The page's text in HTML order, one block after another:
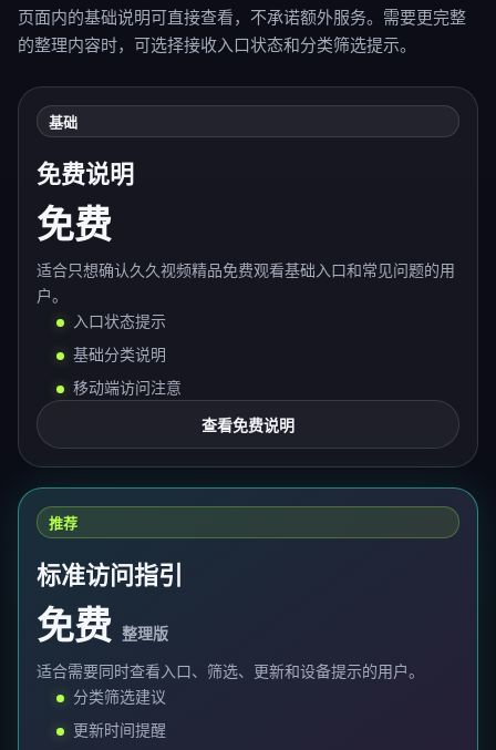
页面内的基础说明可直接查看，不承诺额外服务。需要更完整
的整理内容时，可选择接收入口状态和分类筛选提示。
基础
免费说明
免费
适合只想确认久久视频精品免费观看基础入口和常见问题的用
户。
入口状态提示
基础分类说明
移动端访问注意
查看免费说明
推荐
标准访问指引
免费 整理版
适合需要同时查看入口、筛选、更新和设备提示的用户。
分类筛选建议
更新时间提醒